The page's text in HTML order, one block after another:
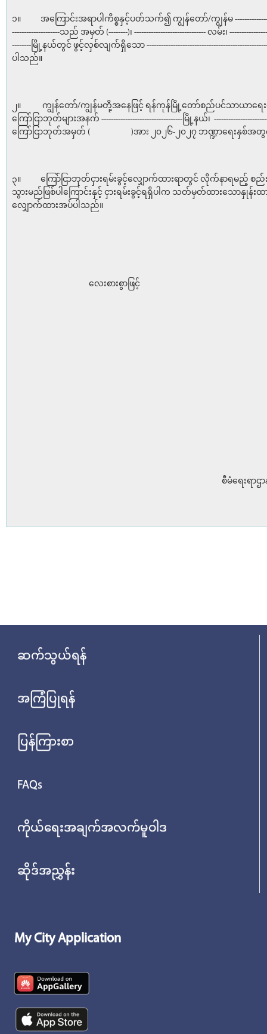
၁။ အကြောင်းအရာပါကိစ္စနှင့်ပတ်သက်၍ ကျွန်တော်/ကျွန်မ
--------------------သည် အမှတ် (--------)၊ ------------------------------ လမ်း၊
--------မြို့နယ်တွင် ဖွင့်လှစ်လျက်ရှိသော
ပါသည်။
၂။ ကျွန်တော်/ကျွန်မတို့အနေဖြင့် ရန်ကုန်မြို့တော်စည်ပင်သာယာရေ
ကြော်ငြာဘုတ်များအနက် ----------------------------------မြို့နယ်၊
ကြော်ငြာဘုတ်အမှတ် ( )အား ၂၀၂၆-၂၀၂၇ ဘဏ္ဍာရေးနှစ်အတွ
၃။ ကြော်ငြာဘုတ်ငှားရမ်းခွင့်လျှောက်ထားရာတွင် လိုက်နာရမည့် စည်
သွားမည်ဖြစ်ပါကြောင်းနှင့် ငှားရမ်းခွင့်ရရှိပါက သတ်မှတ်ထားသောနှုန်း
လျှောက်ထားအပ်ပါသည်။
လေးစားစွာဖြင့်
စီမံရေးရာဌ
ဆက်သွယ်ရန်
အကြံပြုရန်
ပြန်ကြားစာ
FAQs
ကိုယ်ရေးအချက်အလက်မူဝါဒ
ဆိုဒ်အညွှန်း
My City Application